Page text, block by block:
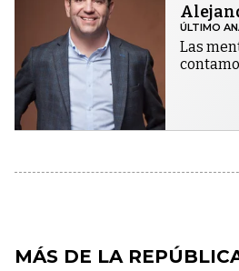
ÚLTIMO
Las
MÁS DE LA